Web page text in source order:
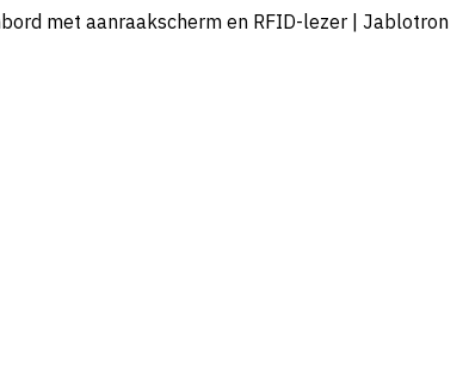
met aanraakscherm en RFID-lezer | Jablotron